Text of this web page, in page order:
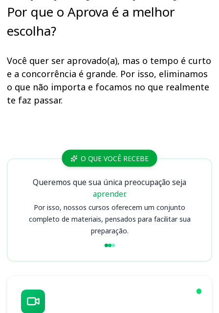
Por que o Aprova é a melhor
escolha?
Você quer ser aprovado(a), mas o tempo é curto
e a concorrência é grande. Por isso, eliminamos
o que não importa e focamos no que realmente
te faz passar.
Cursos O QUE VOCÊ RECEBE
Queremos que sua única preocupação seja
aprender.
Por isso, nossos cursos oferecem um conjunto
completo de materiais, pensados para facilitar sua
preparação.